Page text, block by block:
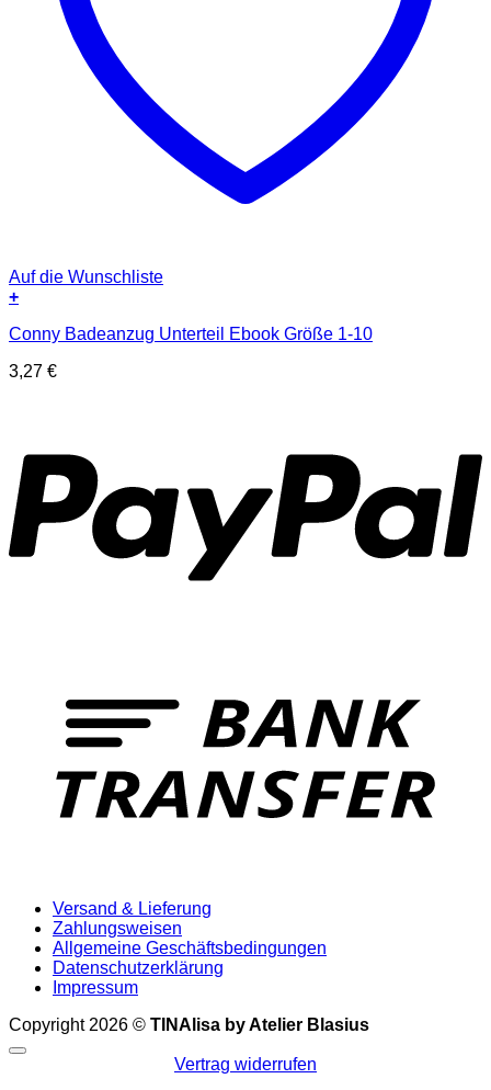
Auf die Wunschliste
+
Conny Badeanzug Unterteil Ebook Größe 1-10
3,27 €
Versand & Lieferung
Zahlungsweisen
Allgemeine Geschäftsbedingungen
Datenschutzerklärung
Impressum
Copyright 2026 © TINAlisa by Atelier Blasius
Vertrag widerrufen